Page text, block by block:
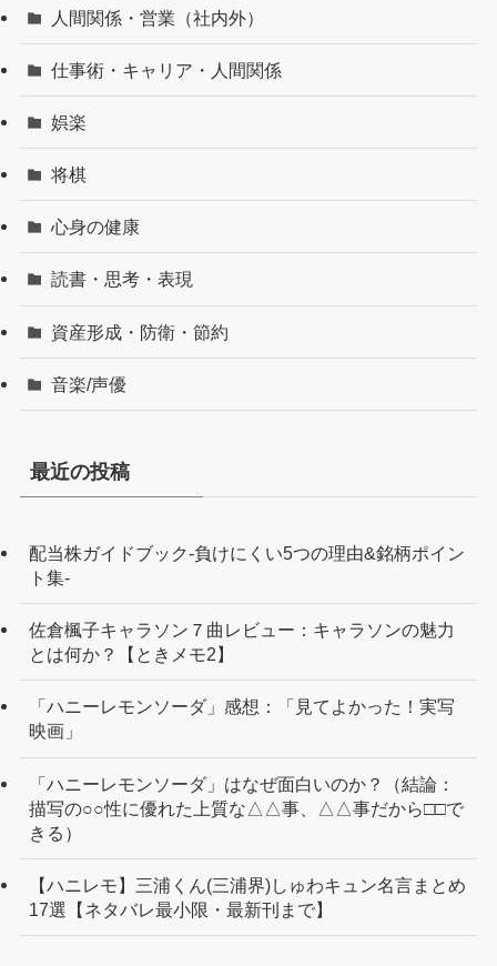
人間関係・営業（社内外）
仕事術・キャリア・人間関係
娯楽
将棋
心身の健康
読書・思考・表現
資産形成・防衛・節約
音楽/声優
最近の投稿
配当株ガイドブック-負けにくい5つの理由&銘柄ポイン
ト集-
佐倉楓子キャラソン７曲レビュー：キャラソンの魅力
とは何か？【ときメモ2】
「ハニーレモンソーダ」感想：「見てよかった！実写
映画」
「ハニーレモンソーダ」はなぜ面白いのか？（結論：
描写の○○性に優れた上質な△△事、△△事だから□□で
きる）
【ハニレモ】三浦くん(三浦界)しゅわキュン名言まとめ
17選【ネタバレ最小限・最新刊まで】